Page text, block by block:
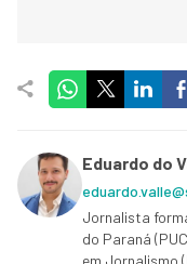
Eduardo do
Jornalista
do Paraná
em Jornalismo